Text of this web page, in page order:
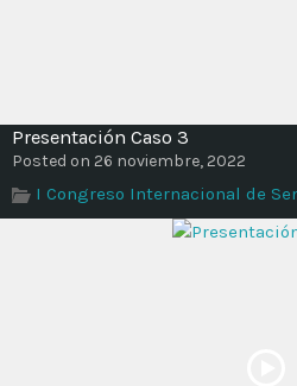
Presentación Caso 3
Posted on 26 noviembre, 2022
I Congreso Internacional de